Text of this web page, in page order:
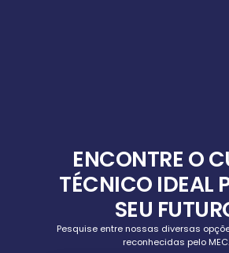
ENCONTRE O
TÉCNICO IDEAL
SEU
Pesquise entre nossas diversas
reconhecidas pelo MEC.